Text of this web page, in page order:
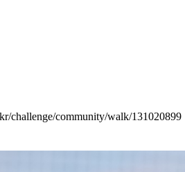
challenge/community/walk/131020899